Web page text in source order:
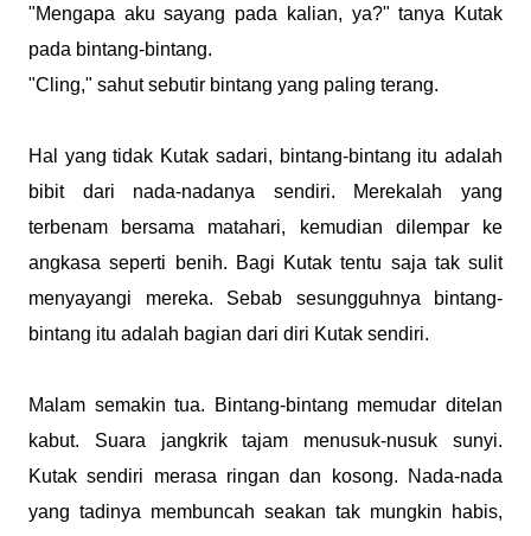
"Mengapa aku sayang pada kalian, ya?" tanya Kutak
pada bintang-bintang.
"Cling," sahut sebutir bintang yang paling terang.
Hal yang tidak Kutak sadari, bintang-bintang itu adalah
bibit dari nada-nadanya sendiri. Merekalah yang
terbenam bersama matahari, kemudian dilempar ke
angkasa seperti benih. Bagi Kutak tentu saja tak sulit
menyayangi mereka. Sebab sesungguhnya bintang-
bintang itu adalah bagian dari diri Kutak sendiri.
Malam semakin tua. Bintang-bintang memudar ditelan
kabut. Suara jangkrik tajam menusuk-nusuk sunyi.
Kutak sendiri merasa ringan dan kosong. Nada-nada
yang tadinya membuncah seakan tak mungkin habis,